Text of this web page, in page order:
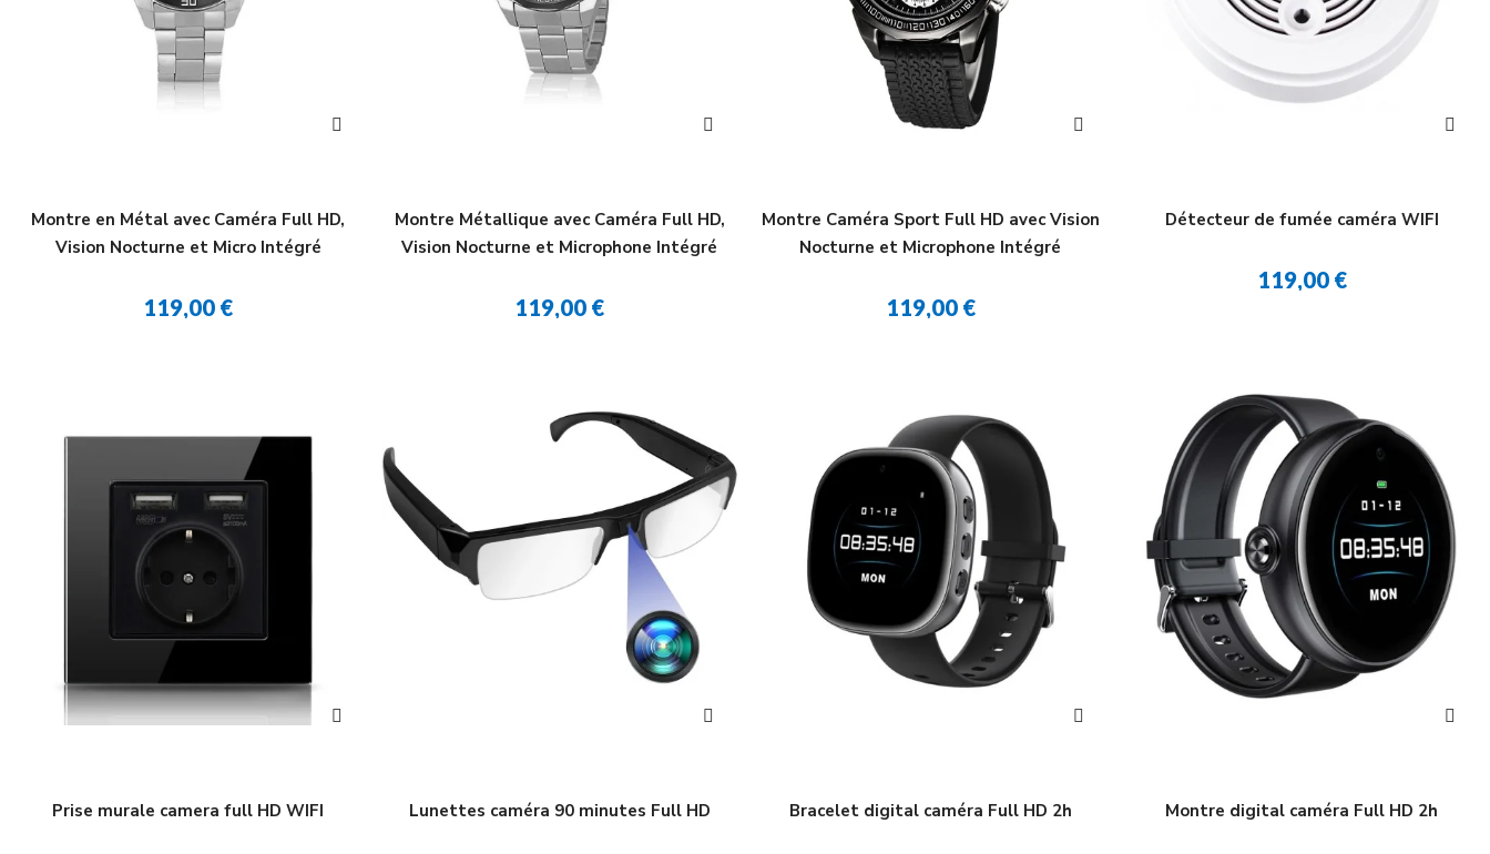
Montre en Métal avec Caméra Full HD,
Vision Nocturne et Micro Intégré
119,00 €
Montre Métallique avec Caméra Full HD,
Vision Nocturne et Microphone Intégré
119,00 €
Montre Caméra Sport Full HD avec Vision
Nocturne et Microphone Intégré
119,00 €
Détecteur de fumée caméra WIFI
119,00 €
Prise murale camera full HD WIFI Lunettes caméra 90 minutes Full HD Bracelet digital caméra Full HD 2h Montre digital caméra Full HD 2h